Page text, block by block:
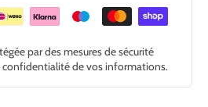
par des mesures de sécurité
confidentialité de vos informations.